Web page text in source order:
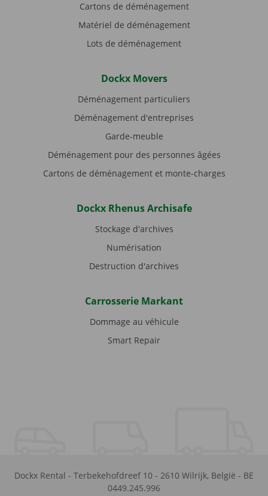
Cartons de déménagement
Matériel de déménagement
Lots de déménagement
Dockx Movers
Déménagement particuliers
Déménagement d'entreprises
Garde-meuble
Déménagement pour des personnes âgées
Cartons de déménagement et monte-charges
Dockx Rhenus Archisafe
Stockage d'archives
Numérisation
Destruction d'archives
Carrosserie Markant
Dommage au véhicule
Smart Repair
Dockx Rental - Terbekehofdreef 10 - 2610 Wilrijk, België - BE
0449.245.996